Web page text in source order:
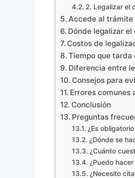
2. Legalizar el
Accede al
Dónde legalizar
Costos de
Tiempo que
Diferencia entre
Consejos para
Errores comunes
Conclusión
Preguntas
¿Es
¿Dónde se
¿Cuánto
¿Puedo
¿Necesito